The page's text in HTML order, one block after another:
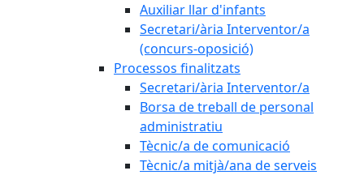
Auxiliar llar d'infants
Secretari/ària Interventor/a
(concurs-oposició)
Processos finalitzats
Secretari/ària Interventor/a
Borsa de treball de personal
administratiu
Tècnic/a de comunicació
Tècnic/a mitjà/ana de serveis